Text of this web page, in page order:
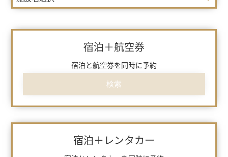
宿泊＋航空券
宿泊と航空券を同時に予約
検索
宿泊＋レンタカー